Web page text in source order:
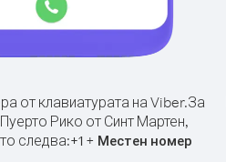
от клавиатурата на Viber.За
Рико от Синт Мартен,
следва:+1 + Местен номер